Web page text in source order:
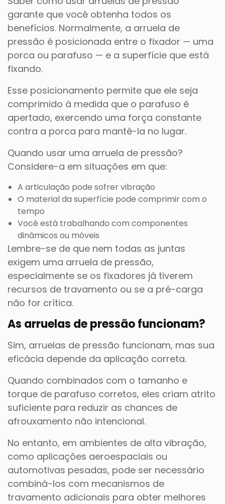
garante que você obtenha todos os
benefícios. Normalmente, a arruela de
pressão é posicionada entre o fixador — uma
porca ou parafuso — e a superfície que está
fixando.
Esse posicionamento permite que ele seja
comprimido à medida que o parafuso é
apertado, exercendo uma força constante
contra a porca para mantê-la no lugar.
Quando usar uma arruela de pressão?
Considere-a em situações em que:
A articulação pode sofrer vibração
O material da superfície pode comprimir com o
tempo
Você está trabalhando com componentes
dinâmicos ou móveis
Lembre-se de que nem todas as juntas
exigem uma arruela de pressão,
especialmente se os fixadores já tiverem
recursos de travamento ou se a pré-carga
não for crítica.
As arruelas de pressão funcionam?
Sim, arruelas de pressão funcionam, mas sua
eficácia depende da aplicação correta.
Quando combinados com o tamanho e
torque de parafuso corretos, eles criam atrito
suficiente para reduzir as chances de
afrouxamento não intencional.
No entanto, em ambientes de alta vibração,
como aplicações aeroespaciais ou
automotivas pesadas, pode ser necessário
combiná-los com mecanismos de
travamento adicionais para obter melhores